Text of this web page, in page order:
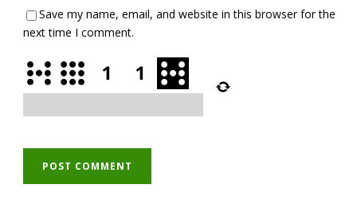
Save my name, email, and website in this browser for the
next time I comment.